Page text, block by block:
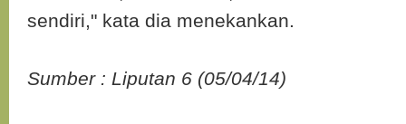
sendiri," kata dia menekankan.
Sumber : Liputan 6 (05/04/14)